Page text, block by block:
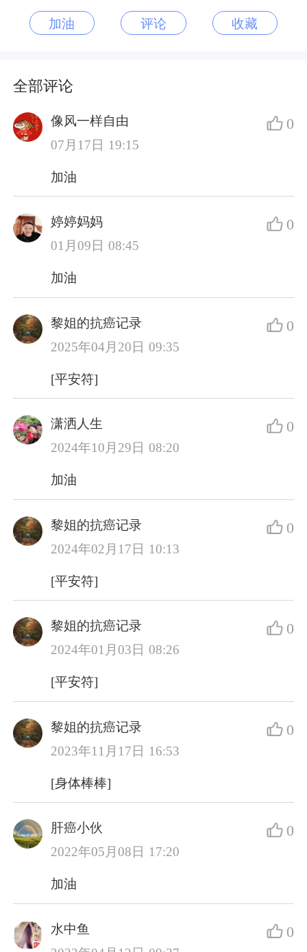
加油 评论 收藏
全部评论
像风一样自由
07月17日 19:15
0
加油
婷婷妈妈
01月09日 08:45
0
加油
黎姐的抗癌记录
2025年04月20日 09:35
0
[平安符]
潇洒人生
2024年10月29日 08:20
0
加油
黎姐的抗癌记录
2024年02月17日 10:13
0
[平安符]
黎姐的抗癌记录
2024年01月03日 08:26
0
[平安符]
黎姐的抗癌记录
2023年11月17日 16:53
0
[身体棒棒]
肝癌小伙
2022年05月08日 17:20
0
加油
水中鱼
0